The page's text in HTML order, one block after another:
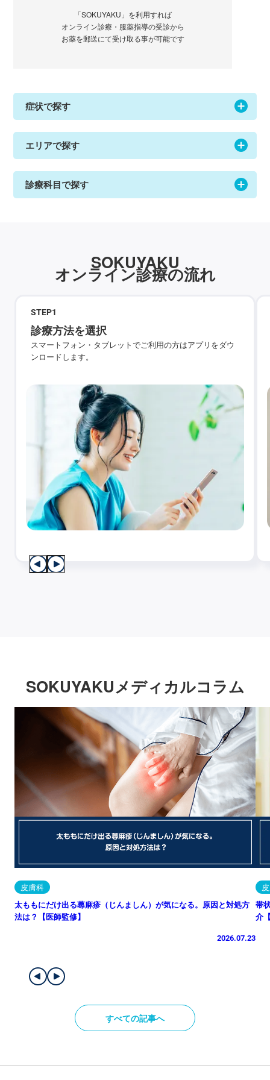
「SOKUYAKU」を利用すれば
オンライン診療・服薬指導の受診から
お薬を郵送にて受け取る事が可能です
症状で探す
エリアで探す
診療科目で探す
SOKUYAKU
オンライン診療の流れ
STEP1
診療方法を選択
スマートフォン・タブレットでご利用の方はアプリをダウ
ンロードします。
SOKUYAKUメディカルコラム
皮膚科
太ももにだけ出る蕁麻疹（じんましん）が気になる。原因と対処方
法は？【医師監修】
2026.07.23
帯
介
すべての記事へ